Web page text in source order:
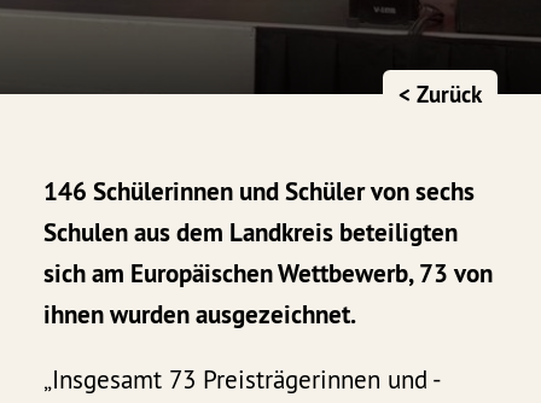
< Zurück
146 Schülerinnen und Schüler von sechs
Schulen aus dem Landkreis beteiligten
sich am Europäischen Wettbewerb, 73 von
ihnen wurden ausgezeichnet.
„Insgesamt 73 Preisträgerinnen und -